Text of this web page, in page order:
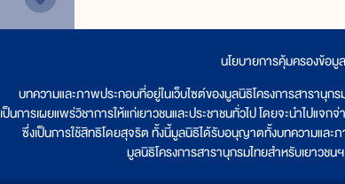
นโยบายการคุ้มครองข้อ
บทความและภาพประกอบที่อยู่ในเว็บไซต์ของมูลนิธิโครงการสารานุ
เป็นการเผยแพร่วิชาการให้แก่เยาวชนและประชาชนทั่วไป โดยจะนำไปแ
ซึ่งเป็นการใช้สิทธิโดยสุจริต ทั้งนี้มูลนิธิได้รับอนุญาตทั้งบทความและภ
มูลนิธิโครงการสารานุกรมไทยสำหรับเยาว